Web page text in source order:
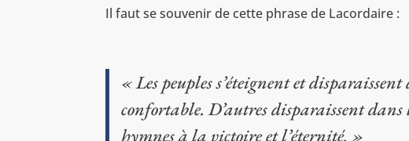
Il faut se souvenir de cette phrase de Lacordaire :
« Les peuples s’éteignent et
confortable. D’autres disparaissent dans
hymnes à la victoire et l’éternité. »